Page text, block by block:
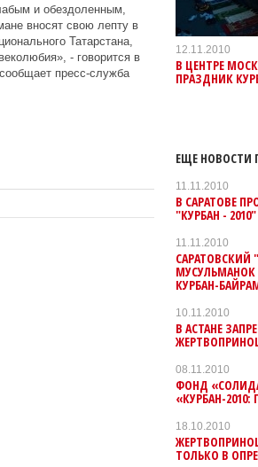
и обездоленным,
вносят свою лепту в
Татарстана,
- говорится в
пресс-служба
12.11.2010
В ЦЕНТРЕ
ПРАЗДНИК
ЕЩЕ НОВОСТИ
11.11.2010
В САРАТОВЕ
"КУРБАН - 2010"
11.11.2010
САРАТОВСКИЙ
КУРБАН-
10.11.2010
В АСТАНЕ
08.11.2010
ФОНД
«КУРБАН-
18.10.2010
ТОЛЬКО В